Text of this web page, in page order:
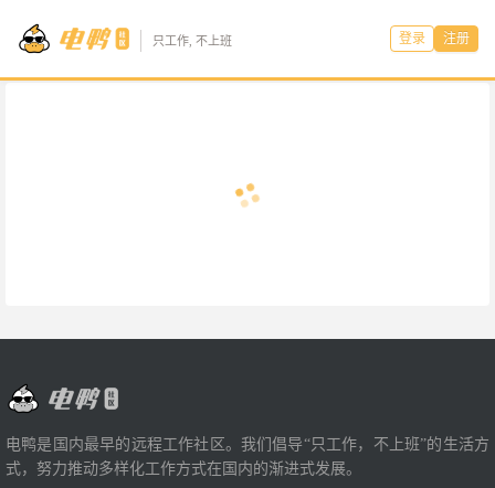
只工作, 不上班 登录 注册
电鸭是国内最早的远程工作社区。我们倡导“只工作，不上班”的生活方
式，努力推动多样化工作方式在国内的渐进式发展。